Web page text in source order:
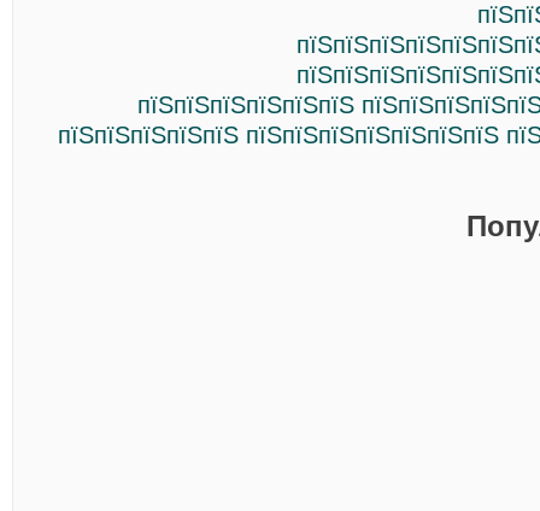
пїЅпїЅпїЅпїЅпїЅпїЅ
пїЅпїЅпїЅпїЅпїЅ пїЅпїЅпїЅпїЅпїЅпїЅпїЅ